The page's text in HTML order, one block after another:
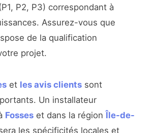
P2, P3) correspondant à
Assurez-vous que
de la qualification
projet.
et les avis clients sont
Un installateur
Fosses et dans la région Île-de-
les spécificités locales et